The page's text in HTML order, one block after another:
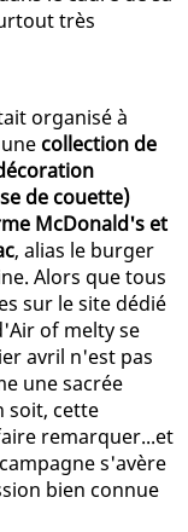
très
organisé à
collection de
de couette)
McDonald's et
, alias le burger
Alors que tous
sur le site dédié
of melty se
avril n'est pas
une sacrée
soit, cette
remarquer...et
s'avère
bien connue